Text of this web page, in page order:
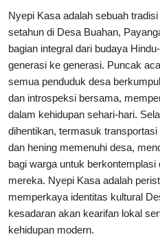
Tradisi
Kearifan lokal
Alam Bali
Seni
Kisah
Usadha
Indonesia
Nyepi Kasa adalah sebuah
setahun di Desa Buahan,
bagian integral dari budaya
generasi ke generasi. Puncak
semua penduduk desa
dan introspeksi bersama,
dalam kehidupan sehari-hari.
dihentikan, termasuk
dan hening memenuhi desa,
bagi warga untuk
mereka. Nyepi Kasa adalah
memperkaya identitas kultural
kesadaran akan kearifan lokal
kehidupan modern.